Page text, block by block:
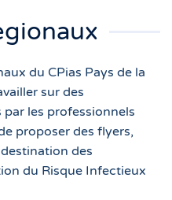
du CPias Pays de la
sur des
les professionnels
proposer des flyers,
des
du Risque Infectieux